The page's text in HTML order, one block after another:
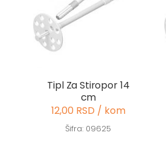
Tipl Za Stiropor 14
cm
12,00 RSD / kom
Šifra: 09625